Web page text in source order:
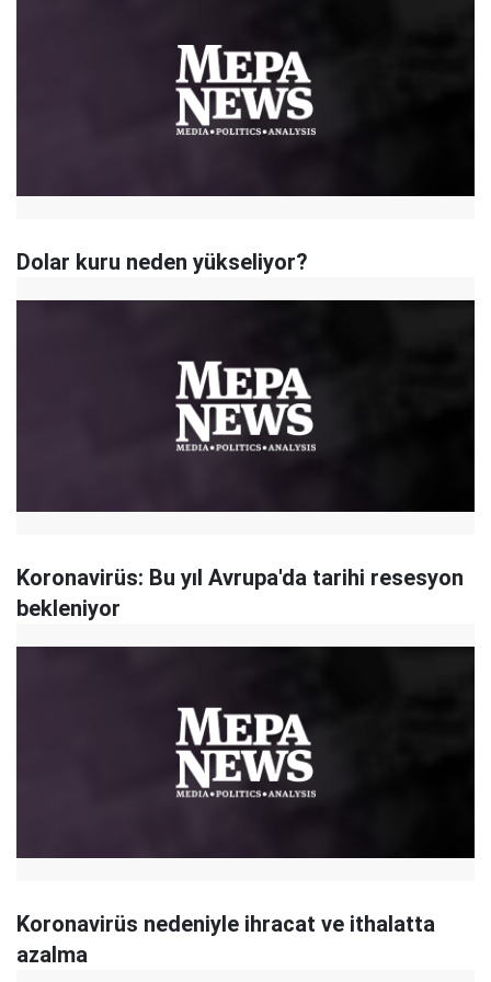
Dolar kuru neden yükseliyor?
Koronavirüs: Bu yıl Avrupa'da tarihi resesyon
bekleniyor
Koronavirüs nedeniyle ihracat ve ithalatta
azalma